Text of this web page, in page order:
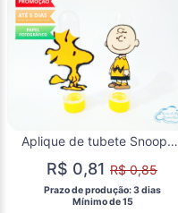
Aplique de tubete Snoopy - Clarlie Brown e Woodstock
R$ 0,81R$ 0,85
Prazo de produção: 3 dias
  Mínimo de 15